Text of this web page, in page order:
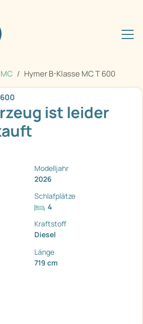
Hymer B-Klasse MC T 600
ist leider
Modelljahr
2026
Schlafplätze
4
Kraftstoff
Diesel
Länge
719 cm